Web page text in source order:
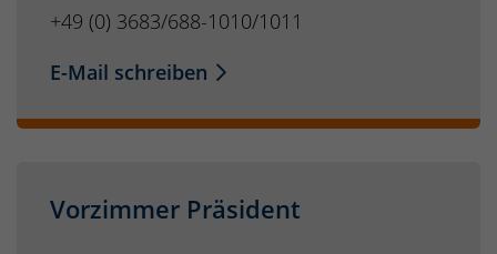
+49 (0) 3683/688-1010/1011
E-Mail schreiben
Vorzimmer Präsident